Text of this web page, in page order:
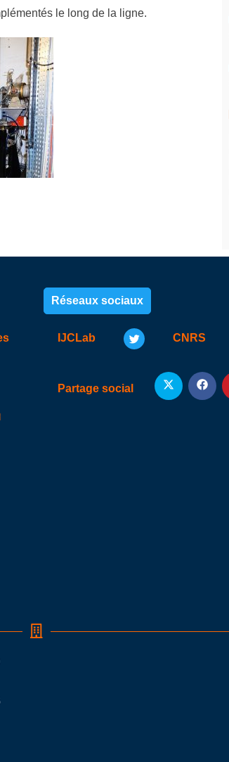
le long de la ligne.
Réseaux sociaux
IJCLab CNRS
Partage social